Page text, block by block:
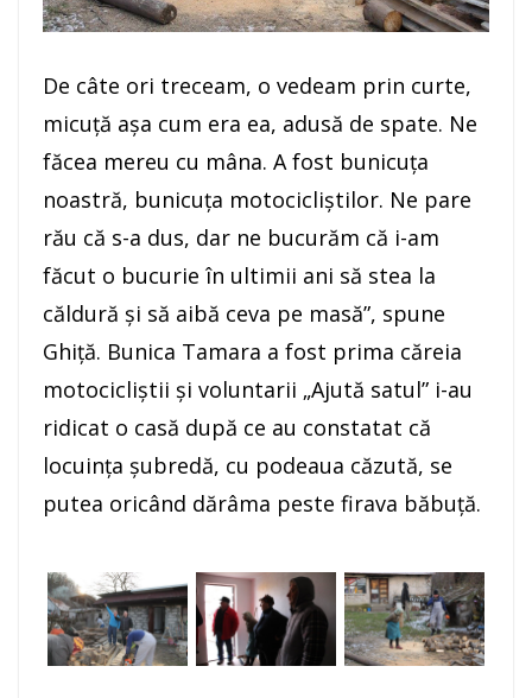
De câte ori treceam, o vedeam prin curte,
micuţă aşa cum era ea, adusă de spate. Ne
făcea mereu cu mâna. A fost bunicuţa
noastră, bunicuţa motocicliştilor. Ne pare
rău că s-a dus, dar ne bucurăm că i-am
făcut o bucurie în ultimii ani să stea la
căldură şi să aibă ceva pe masă”, spune
Ghiţă. Bunica Tamara a fost prima căreia
motocicliştii şi voluntarii „Ajută satul” i-au
ridicat o casă după ce au constatat că
locuinţa şubredă, cu podeaua căzută, se
putea oricând dărâma peste firava băbuţă.